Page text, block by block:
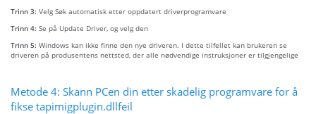
Trinn 3: Velg Søk automatisk etter oppdatert driverprogramvare
Trinn 4: Se på Update Driver, og velg den
Trinn 5: Windows kan ikke finne den nye driveren. I dette tilfellet kan brukeren se
driveren på produsentens nettsted, der alle nødvendige instruksjoner er tilgjengelige
Metode 4: Skann PCen din etter skadelig programvare for å
fikse tapimigplugin.dllfeil